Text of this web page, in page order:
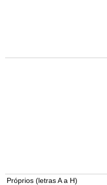
Próprios (letras A a H)